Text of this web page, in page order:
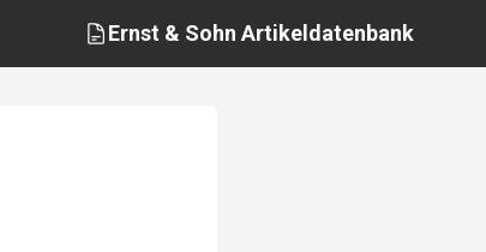
Ernst & Sohn Artikeldatenbank